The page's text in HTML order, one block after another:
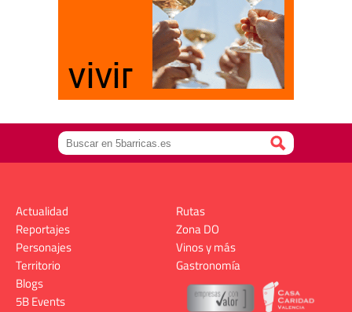
Actualidad
Reportajes
Personajes
Territorio
Rutas
Zona DO
Vinos y más
Gastronomía
Blogs
5B Events